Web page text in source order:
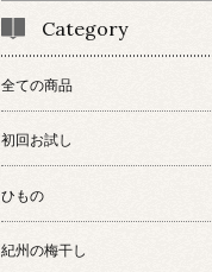
Category
全ての商品
初回お試し
ひもの
紀州の梅干し